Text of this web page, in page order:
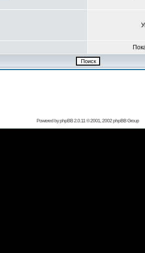
Powered byphpBB2.0.11 © 2001, 2002 phpBB Group